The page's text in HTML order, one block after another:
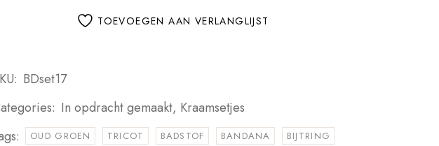
TOEVOEGEN AAN VERLANGLIJST
BDset17
In opdracht gemaakt, Kraamsetjes
OUD GROEN TRICOT BADSTOF BANDANA
BIJTRING